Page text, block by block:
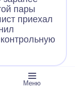
пары
приехал
Меню